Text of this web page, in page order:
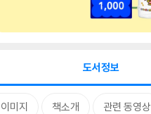
도서정보
미지 책소개 관련 동영상